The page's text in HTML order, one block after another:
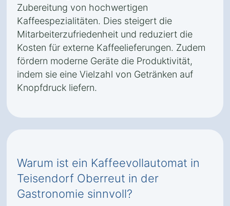
Zubereitung von hochwertigen
Kaffeespezialitäten. Dies steigert die
Mitarbeiterzufriedenheit und reduziert die
Kosten für externe Kaffeelieferungen. Zudem
fördern moderne Geräte die Produktivität,
indem sie eine Vielzahl von Getränken auf
Knopfdruck liefern.
Warum ist ein Kaffeevollautomat in
Teisendorf Oberreut in der
Gastronomie sinnvoll?